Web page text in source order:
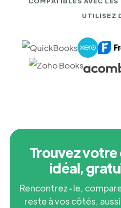
UTILISEZ
Trouvez
idéal,
Rencontrez-le,
reste à vos côtés,